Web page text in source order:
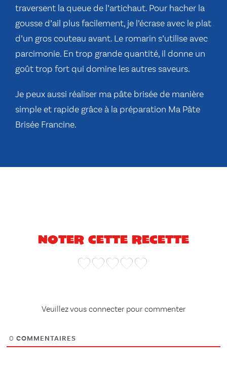
traversent la queue de l’artichaut. Pour hacher la
gousse d’ail plus facilement, je l’écrase avec le plat
d’un gros couteau avant. Le romarin s’utilise avec
parcimonie. En trop grande quantité, il donne un
goût trop fort qui domine les autres saveurs.
Je peux aussi réaliser ma pâte brisée de manière
simple et rapide grâce à la préparation Ma Pâte
Brisée Francine.
Noter cette recette
Veuillez vous connecter pour commenter
0 COMMENTAIRES